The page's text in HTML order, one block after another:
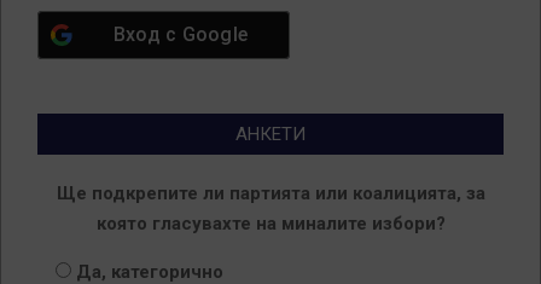
Вход с Google
АНКЕТИ
Ще подкрепите ли партията или коалицията, за
която гласувахте на миналите избори?
Да, категорично